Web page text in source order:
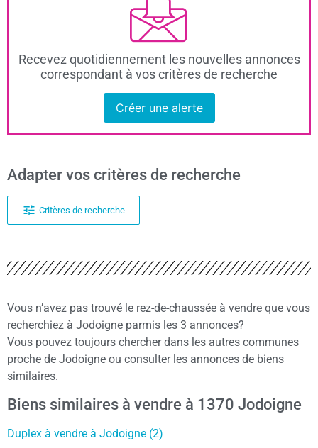
Recevez quotidiennement les nouvelles annonces
correspondant à vos critères de recherche
Créer une alerte
Adapter vos critères de recherche
Critères de recherche
Vous n’avez pas trouvé le rez-de-chaussée à vendre que vous
recherchiez à Jodoigne parmis les 3 annonces?
Vous pouvez toujours chercher dans les autres communes
proche de Jodoigne ou consulter les annonces de biens
similaires.
Biens similaires à vendre à 1370 Jodoigne
Duplex à vendre à Jodoigne (2)